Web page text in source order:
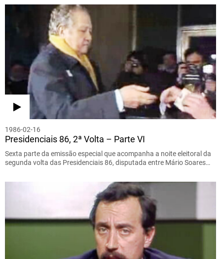
1986-02-16
Presidenciais 86, 2ª Volta – Parte VI
Sexta parte da emissão especial que acompanha a noite eleitoral da
segunda volta das Presidenciais 86, disputada entre Mário Soares…